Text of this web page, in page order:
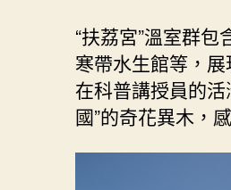
“扶荔宮”溫室群
寒帶水生館等，
在科普講授員的
國”的奇花異木，